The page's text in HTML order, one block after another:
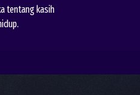
tentang kasih